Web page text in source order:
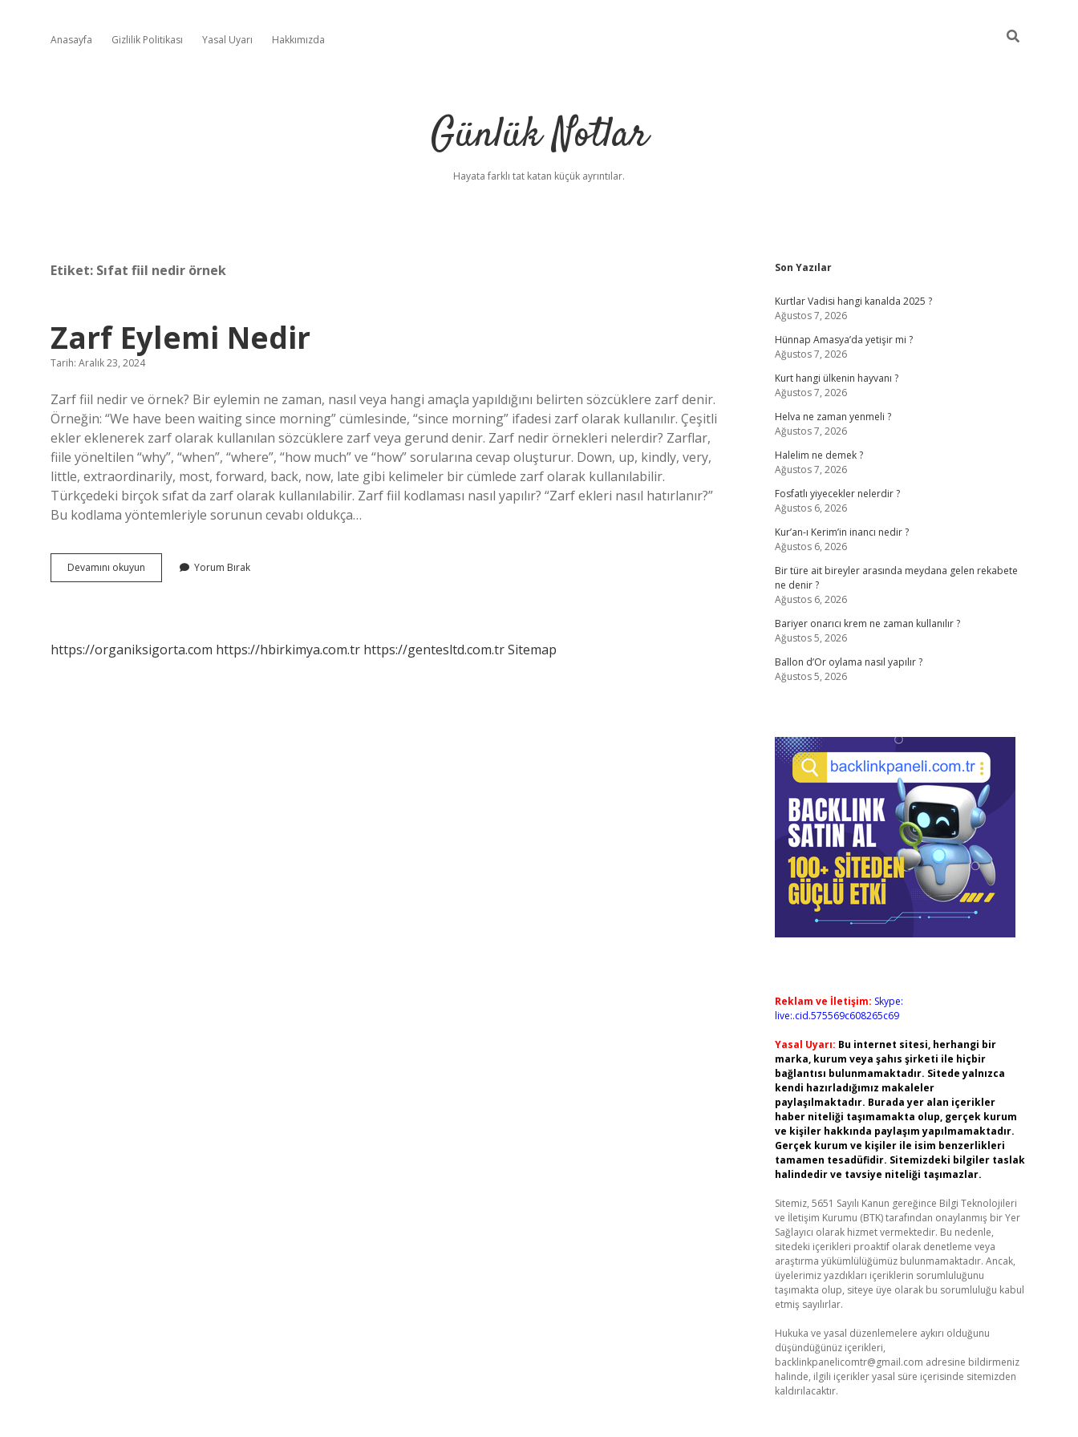
Anasayfa Gizlilik Politikası Yasal Uyarı Hakkımızda
Günlük Notlar
Hayata farklı tat katan küçük ayrıntılar.
Etiket: Sıfat fiil nedir örnek
Zarf Eylemi Nedir
Tarih: Aralık 23, 2024
Zarf fiil nedir ve örnek? Bir eylemin ne zaman, nasıl veya hangi amaçla yapıldığını belirten sözcüklere zarf denir.
Örneğin: “We have been waiting since morning” cümlesinde, “since morning” ifadesi zarf olarak kullanılır. Çeşitli
ekler eklenerek zarf olarak kullanılan sözcüklere zarf veya gerund denir. Zarf nedir örnekleri nelerdir? Zarflar,
fiile yöneltilen “why”, “when”, “where”, “how much” ve “how” sorularına cevap oluşturur. Down, up, kindly, very,
little, extraordinarily, most, forward, back, now, late gibi kelimeler bir cümlede zarf olarak kullanılabilir.
Türkçedeki birçok sıfat da zarf olarak kullanılabilir. Zarf fiil kodlaması nasıl yapılır? “Zarf ekleri nasıl hatırlanır?”
Bu kodlama yöntemleriyle sorunun cevabı oldukça…
Devamını okuyun
Eylemi
Yorum Bırak
https://organiksigorta.com https://hbirkimya.com.tr https://gentesltd.com.trSitemap
Sidebar
Son Yazılar
Kurtlar Vadisi hangi kanalda 2025 ?
Ağustos 7, 2026
Hünnap Amasya’da yetişir mi ?
Ağustos 7, 2026
Kurt hangi ülkenin hayvanı ?
Ağustos 7, 2026
Helva ne zaman yenmeli ?
Ağustos 7, 2026
Halelim ne demek ?
Ağustos 7, 2026
Fosfatlı yiyecekler nelerdir ?
Ağustos 6, 2026
Kur’an-ı Kerim’in inancı nedir ?
Ağustos 6, 2026
Bir türe ait bireyler arasında meydana gelen rekabete
ne denir ?
Ağustos 6, 2026
Bariyer onarıcı krem ne zaman kullanılır ?
Ağustos 5, 2026
Ballon d’Or oylama nasıl yapılır ?
Ağustos 5, 2026
Reklam ve İletişim: Skype:
live:.cid.575569c608265c69
Yasal Uyarı: Bu internet sitesi, herhangi bir
marka, kurum veya şahıs şirketi ile hiçbir
bağlantısı bulunmamaktadır. Sitede yalnızca
kendi hazırladığımız makaleler
paylaşılmaktadır. Burada yer alan içerikler
haber niteliği taşımamakta olup, gerçek kurum
ve kişiler hakkında paylaşım yapılmamaktadır.
Gerçek kurum ve kişiler ile isim benzerlikleri
tamamen tesadüfidir. Sitemizdeki bilgiler taslak
halindedir ve tavsiye niteliği taşımazlar.
Sitemiz, 5651 Sayılı Kanun gereğince Bilgi Teknolojileri
ve İletişim Kurumu (BTK) tarafından onaylanmış bir Yer
Sağlayıcı olarak hizmet vermektedir. Bu nedenle,
sitedeki içerikleri proaktif olarak denetleme veya
araştırma yükümlülüğümüz bulunmamaktadır. Ancak,
üyelerimiz yazdıkları içeriklerin sorumluluğunu
taşımakta olup, siteye üye olarak bu sorumluluğu kabul
etmiş sayılırlar.
Hukuka ve yasal düzenlemelere aykırı olduğunu
düşündüğünüz içerikleri,
backlinkpanelicomtr@gmail.com adresine bildirmeniz
halinde, ilgili içerikler yasal süre içerisinde sitemizden
kaldırılacaktır.